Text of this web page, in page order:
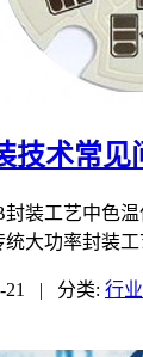
技术常见
装工艺中色
大功率封装
21 | 分类: 行